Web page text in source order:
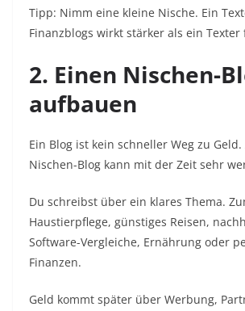
Tipp: Nimm eine kleine Nische. Ein
Finanzblogs wirkt stärker als ein Texter
2. Einen Nischen-
aufbauen
Ein Blog ist kein schneller Weg zu
Nischen-Blog kann mit der Zeit sehr
Du schreibst über ein klares Thema.
Haustierpflege, günstiges Reisen,
Software-Vergleiche, Ernährung oder
Finanzen.
Geld kommt später über Werbung,